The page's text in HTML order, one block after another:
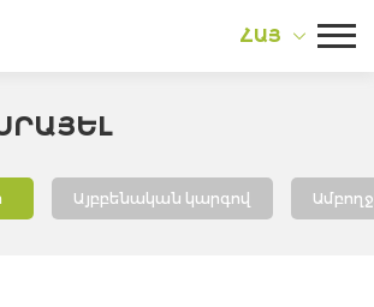
ՀԱՅ
Այբբենական կարգով